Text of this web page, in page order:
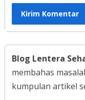
Blog Lentera
membahas
kumpulan artikel